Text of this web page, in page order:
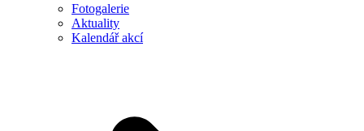
Fotogalerie
Aktuality
Kalendář akcí